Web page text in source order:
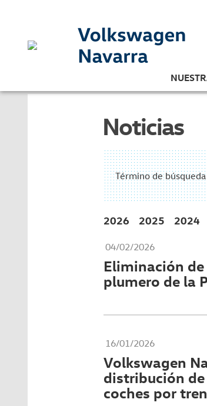
Noticias
Término de búsqueda
2026 2025 2024
04/02/2026
Eliminación
plumero de la
16/01/2026
Volkswagen
distribución
coches por tren